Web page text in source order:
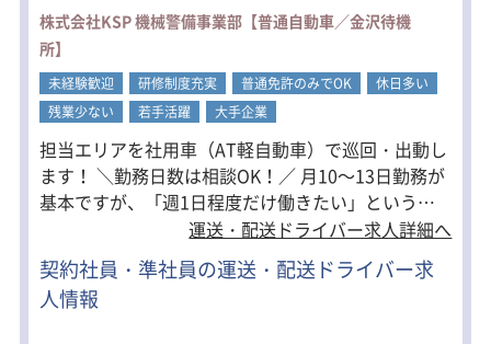
株式会社KSP 機械警備事業部【普通自動車／金沢待機
所】
未経験歓迎 研修制度充実 普通免許のみでOK
休日多い
残業少ない
若手活躍 大手企業
担当エリアを社用車（AT軽自動車）で巡回・出動し
ます！ ＼勤務日数は相談OK！／ 月10～13日勤務が
基本ですが、「週1日程度だけ働きたい」という方
もお気軽にご相談ください。 1ヶ月前に希望を伺
い、できる限り考慮してシフトを作成しています。
＼身体への負担も少なめ／ 事務所での待機時間が多
く、 休憩時間には ・仮眠（約4時間） ・ベッド完備
運送・配送ドライバー求人詳細へ
契約社員・準社員の運送・配送ドライバー求
人情報